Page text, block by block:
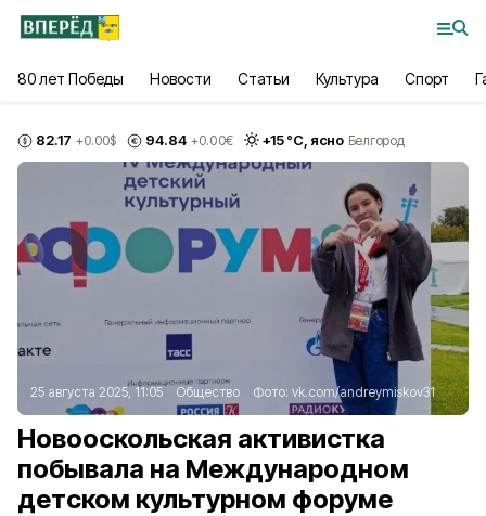
80 лет Победы Новости Статьи Культура Спорт
82.17 +0.00$ 94.84 +0.00€ +15°С, ясно Белгород
25 августа 2025, 11:05 Общество Фото: vk.com/andreymiskov31
Новооскольская активистка
побывала на Международном
детском культурном форуме